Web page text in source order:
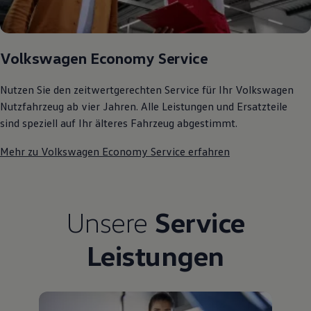
75 Jahre Bulli Jubiläum
Bulli Magazin
Fahrzeugabholung ab Werk
Volkswagen Economy Service
Nutzen Sie den zeitwertgerechten Service für Ihr Volkswagen
Nutzfahrzeug ab vier Jahren. Alle Leistungen und Ersatzteile
sind speziell auf Ihr älteres Fahrzeug abgestimmt.
Mehr zu Volkswagen Economy Service erfahren
Unsere Service
Leistungen